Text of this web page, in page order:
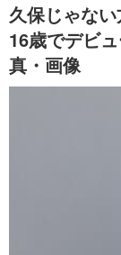
芸能
恋愛
久保じゃな
16歳でデビ
真・画像